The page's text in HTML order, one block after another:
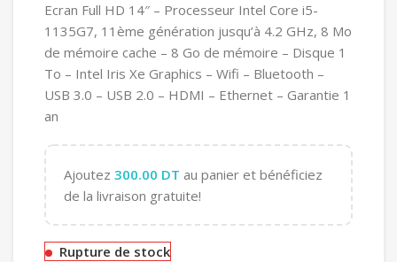
Ecran Full HD 14″ – Processeur Intel Core i5-
1135G7, 11ème génération jusqu’à 4.2 GHz, 8 Mo
de mémoire cache – 8 Go de mémoire – Disque 1
To – Intel Iris Xe Graphics – Wifi – Bluetooth –
USB 3.0 – USB 2.0 – HDMI – Ethernet – Garantie 1
an
Ajoutez 300.00 DT au panier et bénéficiez
de la livraison gratuite!
Rupture de stock